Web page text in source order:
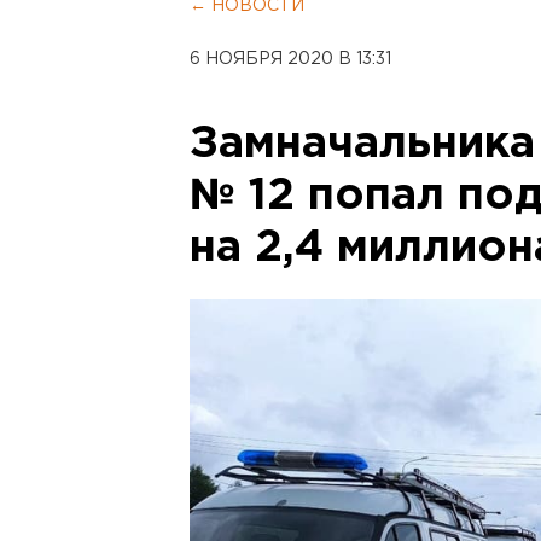
← НОВОСТИ
6 НОЯБРЯ 2020 В 13:31
№ 12 попал
на 2,4